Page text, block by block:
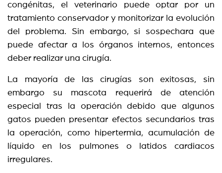
congénitas, el veterinario puede optar por un
tratamiento conservador y monitorizar la evolución
del problema. Sin embargo, si sospechara que
puede afectar a los órganos internos, entonces
deber realizar una cirugía.
La mayoría de las cirugías son exitosas, sin
embargo su mascota requerirá de atención
especial tras la operación debido que algunos
gatos pueden presentar efectos secundarios tras
la operación, como hipertermia, acumulación de
líquido en los pulmones o latidos cardiacos
irregulares.